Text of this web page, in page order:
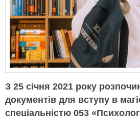
З 25 січня 2021 року
документів для вступу в
спеціальністю 053